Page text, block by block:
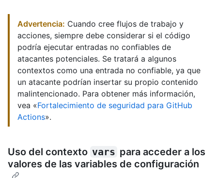
Advertencia: Cuando cree flujos de trabajo y
acciones, siempre debe considerar si el código
podría ejecutar entradas no confiables de
atacantes potenciales. Se tratará a algunos
contextos como una entrada no confiable, ya que
un atacante podrían insertar su propio contenido
malintencionado. Para obtener más información,
vea «Fortalecimiento de seguridad para GitHub
Actions».
Uso del contexto vars para acceder a los
valores de las variables de configuración